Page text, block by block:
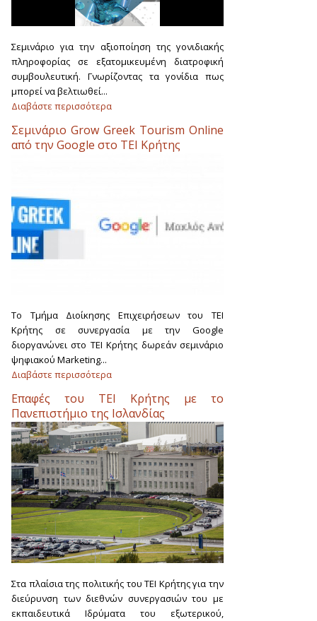
Σεμινάριο για την αξιοποίηση της γονιδιακής
πληροφορίας σε εξατομικευμένη διατροφική
συμβουλευτική. Γνωρίζοντας τα γονίδια πως
μπορεί να βελτιωθεί...
Διαβάστε περισσότερα
Σεμινάριο Grow Greek Tourism Online
από την Google στο ΤΕΙ Κρήτης
Το Tμήμα Διοίκησης Επιχειρήσεων του ΤΕΙ
Κρήτης σε συνεργασία με την Google
διοργανώνει στο ΤΕΙ Κρήτης δωρεάν σεμινάριο
ψηφιακού Marketing...
Διαβάστε περισσότερα
Επαφές του ΤΕΙ Κρήτης με το
Πανεπιστήμιο της Ισλανδίας
Στα πλαίσια της πολιτικής του ΤΕΙ Κρήτης για την
διεύρυνση των διεθνών συνεργασιών του με
εκπαιδευτικά Ιδρύματα του εξωτερικού,